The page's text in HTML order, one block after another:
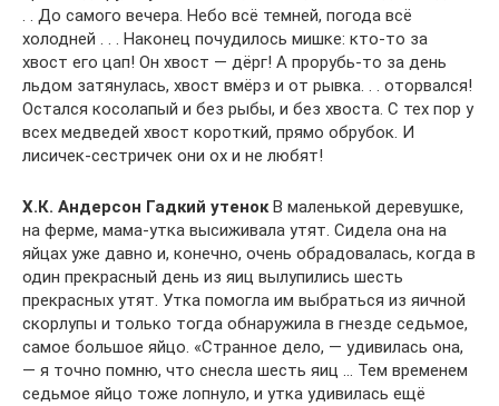
. . До самого вечера. Небо всё темней, погода всё
холодней . . . Наконец почудилось мишке: кто-то за
хвост его цап! Он хвост — дёрг! А прорубь-то за день
льдом затянулась, хвост вмёрз и от рывка. . . оторвался!
Остался косолапый и без рыбы, и без хвоста. С тех пор у
всех медведей хвост короткий, прямо обрубок. И
лисичек-сестричек они ох и не любят!
Х.К. Андерсон Гадкий утенокВ маленькой деревушке,
на ферме, мама-утка высиживала утят. Сидела она на
яйцах уже давно и, конечно, очень обрадовалась, когда в
один прекрасный день из яиц вылупились шесть
прекрасных утят. Утка помогла им выбраться из яичной
скорлупы и только тогда обнаружила в гнезде седьмое,
самое большое яйцо. «Странное дело, — удивилась она,
— я точно помню, что снесла шесть яиц … Тем временем
седьмое яйцо тоже лопнуло, и утка удивилась ещё